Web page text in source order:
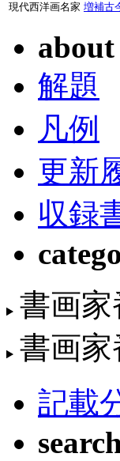
現代西洋画名家 増補古
about
解題
凡例
更新
収録
書画
書画
記載